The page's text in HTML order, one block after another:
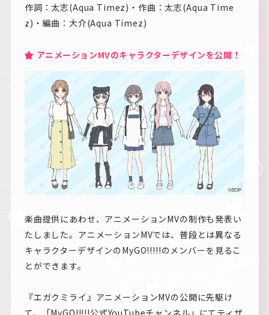
作詞：太志(Aqua Timez)・作曲：太志(Aqua Time
z)・編曲：大介(Aqua Timez)
アニメーションMVのキャラクターデザインを公開！
楽曲提供にあわせ、アニメーションMVの制作も発表い
たしました。アニメーションMVでは、普段とは異なる
キャラクターデザインのMyGO!!!!!のメンバーを見るこ
とができます。
『エガクミライ』アニメーションMVの公開に先駆け